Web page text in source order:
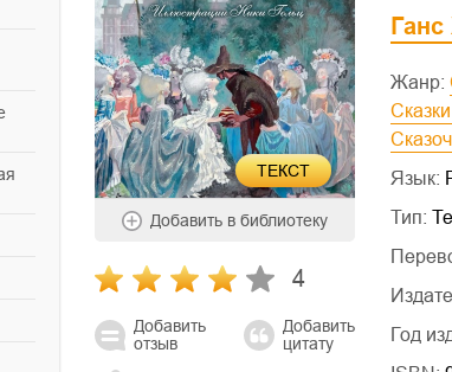
ТЕКСТ
Добавить в библиотеку
4
Добавить
отзыв
Добавить
цитату
Жанр:
Язык:
Тип:
Год